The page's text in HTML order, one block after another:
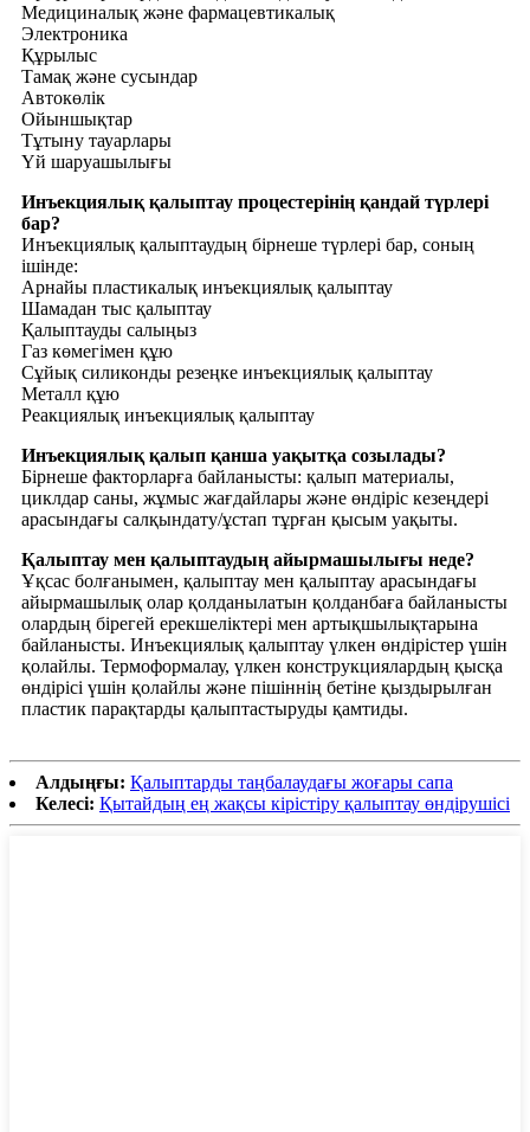
Медициналық және фармацевтикалық
Электроника
Құрылыс
Тамақ және сусындар
Автокөлік
Ойыншықтар
Тұтыну тауарлары
Үй шаруашылығы
Инъекциялық қалыптау процестерінің қандай түрлері
бар?
Инъекциялық қалыптаудың бірнеше түрлері бар, соның
ішінде:
Арнайы пластикалық инъекциялық қалыптау
Шамадан тыс қалыптау
Қалыптауды салыңыз
Газ көмегімен құю
Сұйық силиконды резеңке инъекциялық қалыптау
Металл құю
Реакциялық инъекциялық қалыптау
Инъекциялық қалып қанша уақытқа созылады?
Бірнеше факторларға байланысты: қалып материалы,
циклдар саны, жұмыс жағдайлары және өндіріс кезеңдері
арасындағы салқындату/ұстап тұрған қысым уақыты.
Қалыптау мен қалыптаудың айырмашылығы неде?
Ұқсас болғанымен, қалыптау мен қалыптау арасындағы
айырмашылық олар қолданылатын қолданбаға байланысты
олардың бірегей ерекшеліктері мен артықшылықтарына
байланысты. Инъекциялық қалыптау үлкен өндірістер үшін
қолайлы. Термоформалау, үлкен конструкциялардың қысқа
өндірісі үшін қолайлы және пішіннің бетіне қыздырылған
пластик парақтарды қалыптастыруды қамтиды.
Алдыңғы: Қалыптарды таңбалаудағы жоғары сапа
Келесі: Қытайдың ең жақсы кірістіру қалыптау өндірушісі